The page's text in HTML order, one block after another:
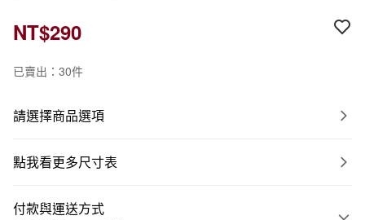
NT$290
已賣出：30件
請選擇商品選項
點我看更多尺寸表
付款與運送方式